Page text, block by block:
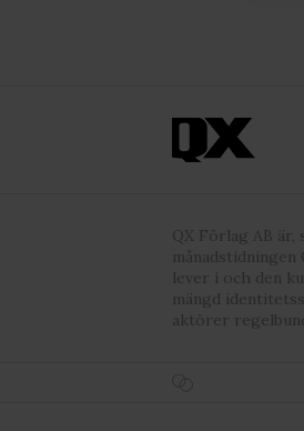
QX Förlag AB är,
lever i och den
mängd
aktörer